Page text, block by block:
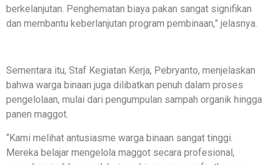
berkelanjutan. Penghematan biaya pakan sangat signifikan
dan membantu keberlanjutan program pembinaan,” jelasnya.
Sementara itu, Staf Kegiatan Kerja, Pebryanto, menjelaskan
bahwa warga binaan juga dilibatkan penuh dalam proses
pengelolaan, mulai dari pengumpulan sampah organik hingga
panen maggot.
“Kami melihat antusiasme warga binaan sangat tinggi.
Mereka belajar mengelola maggot secara profesional,